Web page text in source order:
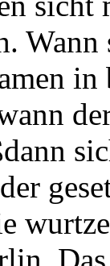
in